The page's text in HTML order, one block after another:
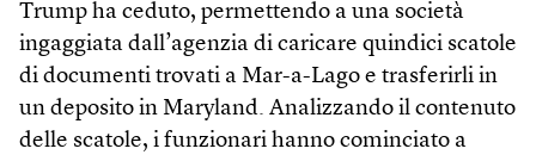
Trump ha ceduto, permettendo a una società
ingaggiata dall’agenzia di caricare quindici scatole
di documenti trovati a Mar-a-Lago e trasferirli in
un deposito in Maryland. Analizzando il contenuto
delle scatole, i funzionari hanno cominciato a